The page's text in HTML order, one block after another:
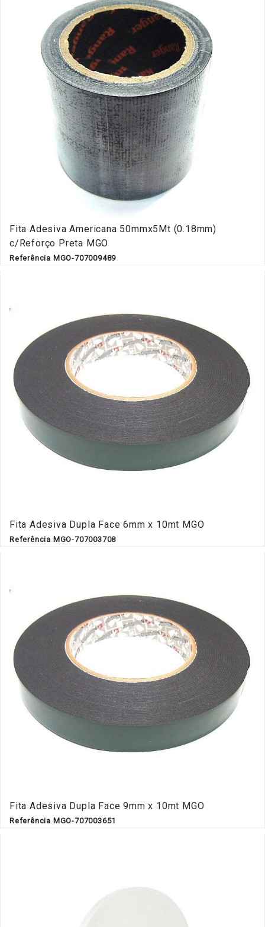
Fita Adesiva Americana 50mmx5Mt (0.18mm)
c/Reforço Preta MGO
Referência MGO-707009489
Fita Adesiva Dupla Face 6mm x 10mt MGO
Referência MGO-707003708
Fita Adesiva Dupla Face 9mm x 10mt MGO
Referência MGO-707003651